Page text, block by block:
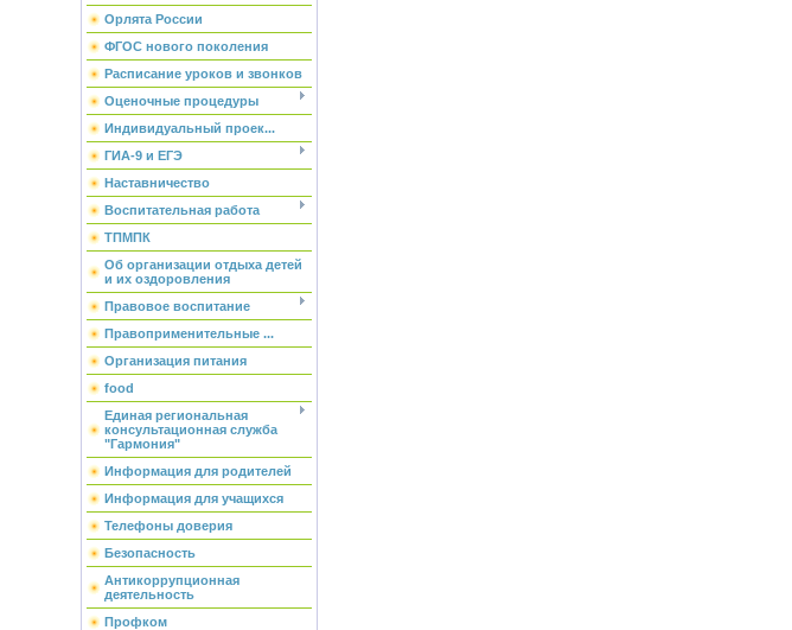
Орлята России
ФГОС нового поколения
Расписание уроков и звонков
Оценочные процедуры
Индивидуальный проек...
ГИА-9 и ЕГЭ
Наставничество
Воспитательная работа
ТПМПК
Об организации отдыха детей
и их оздоровления
Правовое воспитание
Правоприменительные ...
Организация питания
food
Единая региональная
консультационная служба
"Гармония"
Информация для родителей
Информация для учащихся
Телефоны доверия
Безопасность
Антикоррупционная
деятельность
Профком